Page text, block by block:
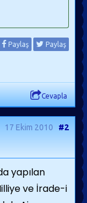
Paylaş Paylaş
Cevapla
17 Ekim 2010 #2
yapılan
ve İrade-i